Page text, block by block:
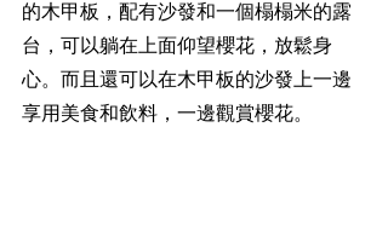
的木甲板，配有沙發和一個榻榻米的露
台，可以躺在上面仰望櫻花，放鬆身
心。而且還可以在木甲板的沙發上一邊
享用美食和飲料，一邊觀賞櫻花。